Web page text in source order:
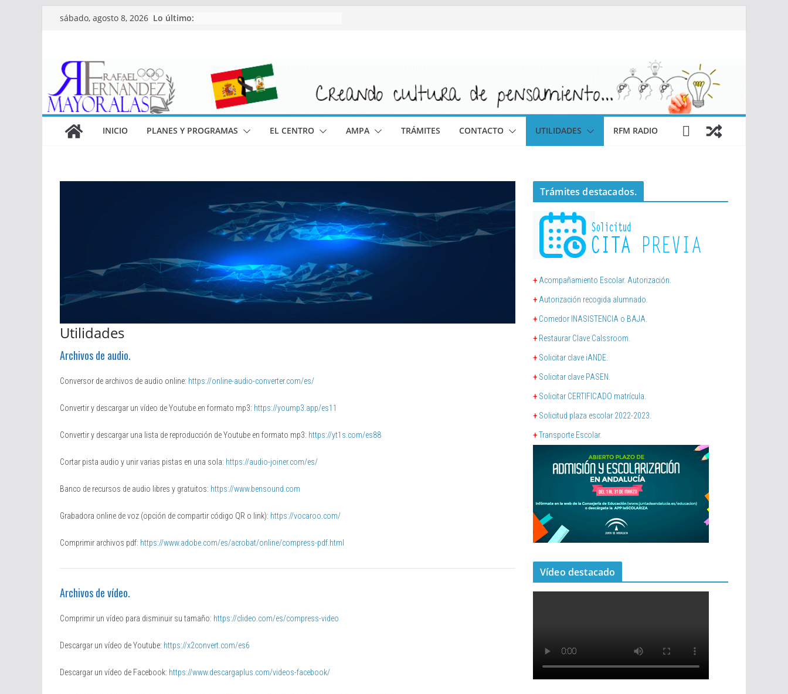
Saltarsábado, agosto 8, 2026 Lo último:
INICIO PLANES Y PROGRAMAS EL CENTRO AMPA TRÁMITES CONTACTO UTILIDADES RFM RADIO
Utilidades
Archivos de audio.
Conversor de archivos de audio online: https://online-audio-converter.com/es/
Convertir y descargar un vídeo de Youtube en formato mp3: https://yoump3.app/es11
Convertir y descargar una lista de reproducción de Youtube en formato mp3: https://yt1s.com/es88
Cortar pista audio y unir varias pistas en una sola: https://audio-joiner.com/es/
Banco de recursos de audio libres y gratuitos: https://www.bensound.com
Grabadora online de voz (opción de compartir código QR o link): https://vocaroo.com/
Comprimir archivos pdf: https://www.adobe.com/es/acrobat/online/compress-pdf.html
Archivos de vídeo.
Comprimir un vídeo para disminuir su tamaño: https://clideo.com/es/compress-video
Descargar un vídeo de Youtube: https://x2convert.com/es6
Descargar un vídeo de Facebook: https://www.descargaplus.com/videos-facebook/
Trámites destacados.
+ Acompañamiento Escolar. Autorización.
+ Autorización recogida alumnado.
+ Comedor INASISTENCIA o BAJA.
+ Restaurar Clave Calssroom.
+ Solicitar clave iANDE.
+ Solicitar clave PASEN.
+ Solicitar CERTIFICADO matrícula.
+ Solicitud plaza escolar 2022-2023.
+Transporte Escolar.
Vídeo destacado